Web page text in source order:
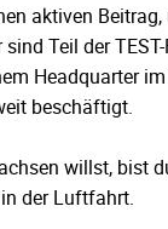
aktiven
Teil der
Headquarter
beschäftigt.
willst, bist
der Luftfahrt.